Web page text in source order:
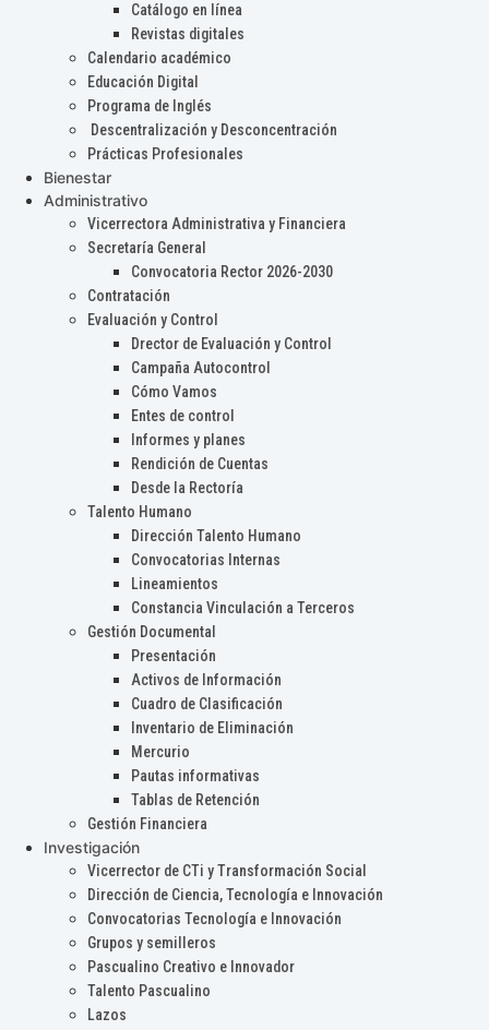
Catálogo en línea
Revistas digitales
Calendario académico
Educación Digital
Programa de Inglés
Descentralización y Desconcentración
Prácticas Profesionales
Bienestar
Administrativo
Vicerrectora Administrativa y Financiera
Secretaría General
Convocatoria Rector 2026-2030
Contratación
Evaluación y Control
Drector de Evaluación y Control
Campaña Autocontrol
Cómo Vamos
Entes de control
Informes y planes
Rendición de Cuentas
Desde la Rectoría
Talento Humano
Dirección Talento Humano
Convocatorias Internas
Lineamientos
Constancia Vinculación a Terceros
Gestión Documental
Presentación
Activos de Información
Cuadro de Clasificación
Inventario de Eliminación
Mercurio
Pautas informativas
Tablas de Retención
Gestión Financiera
Investigación
Vicerrector de CTi y Transformación Social
Dirección de Ciencia, Tecnología e Innovación
Convocatorias Tecnología e Innovación
Grupos y semilleros
Pascualino Creativo e Innovador
Talento Pascualino
Lazos